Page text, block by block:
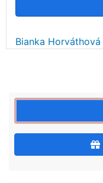
Bianka Horváthová